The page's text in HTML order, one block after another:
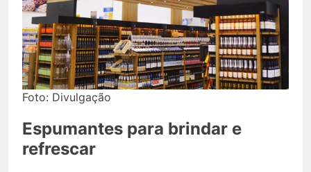
Foto: Divulgação
Espumantes para brindar e
refrescar